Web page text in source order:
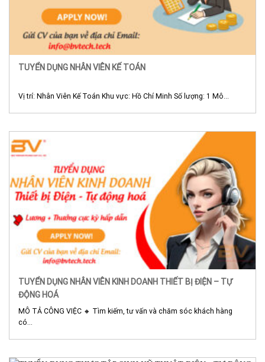
TUYỂN DỤNG NHÂN VIÊN KẾ TOÁN
Vị trí: Nhân Viên Kế Toán Khu vực: Hồ Chí Minh Số lượng: 1 Mô...
TUYỂN DỤNG NHÂN VIÊN KINH DOANH THIẾT BỊ ĐIỆN – TỰ
ĐỘNG HOÁ
MÔ TẢ CÔNG VIỆC 🔸 Tìm kiếm, tư vấn và chăm sóc khách hàng
có...